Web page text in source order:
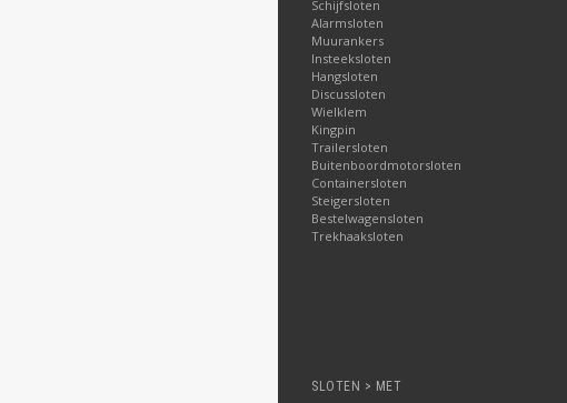
Afhalen? Ook dát kan!
Betrouwbare levering, via
Degelijke informatie, duidelijke
Snelle, vriendelijke, correcte
Uitstekende reviews: hoge
Schijfsloten
Alarmsloten
Muurankers
Insteeksloten
Hangsloten
Discussloten
Wielklem
Kingpin
Trailersloten
Buitenboordmotorsloten
Containersloten
Steigersloten
Bestelwagensloten
Trekhaaksloten
SLOTEN > MET